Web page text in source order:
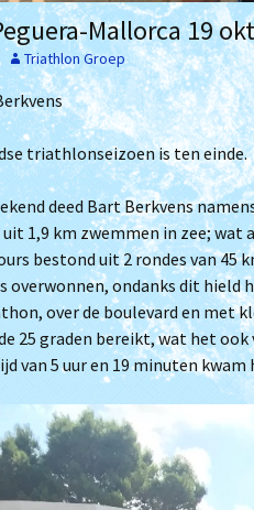
Archief
Mallorca 19
Triathlon Groep
triathlonseizoen is ten einde.
deed Bart Berkvens
1,9 km zwemmen in zee;
bestond uit 2 rondes van 45
overwonnen, ondanks dit hield
over de boulevard en met
25 graden bereikt, wat het
van 5 uur en 19 minuten